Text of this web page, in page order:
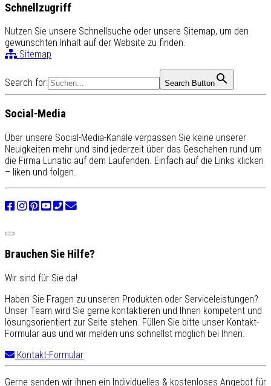
Schnellzugriff
Nutzen Sie unsere Schnellsuche oder unsere Sitemap, um den
gewünschten Inhalt auf der Website zu finden.
Sitemap
Search for: Search Button
Social-Media
Über unsere Social-Media-Kanäle verpassen Sie keine unserer
Neuigkeiten mehr und sind jederzeit über das Geschehen rund um
die Firma Lunatic auf dem Laufenden. Einfach auf die Links klicken
– liken und folgen.
Brauchen Sie Hilfe?
Wir sind für Sie da!
Haben Sie Fragen zu unseren Produkten oder Serviceleistungen?
Unser Team wird Sie gerne kontaktieren und Ihnen kompetent und
lösungsorientiert zur Seite stehen. Füllen Sie bitte unser Kontakt-
Formular aus und wir melden uns schnellst möglich bei Ihnen.
Kontakt-Formular
Gerne senden wir ihnen ein Individuelles & kostenloses Angebot für